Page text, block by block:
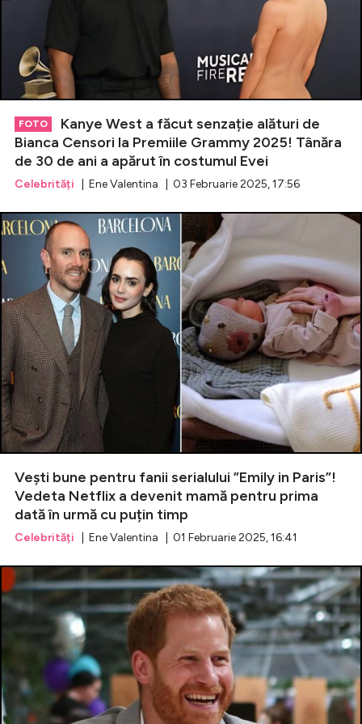
FOTO
Kanye West a făcut senzație alături de
Bianca Censori la Premiile Grammy 2025! Tânăra
de 30 de ani a apărut în costumul Evei
Celebrități | Ene Valentina | 03 Februarie 2025, 17:56
Vești bune pentru fanii serialului ”Emily in Paris”!
Vedeta Netflix a devenit mamă pentru prima
dată în urmă cu puțin timp
Celebrități | Ene Valentina | 01 Februarie 2025, 16:41